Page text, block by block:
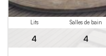
Lits
4
Salles de bain
4